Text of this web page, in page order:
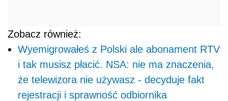
Zobacz również:
Wyemigrowałeś z Polski ale abonament RTV
i tak musisz płacić. NSA: nie ma znaczenia,
że telewizora nie używasz - decyduje fakt
rejestracji i sprawność odbiornika